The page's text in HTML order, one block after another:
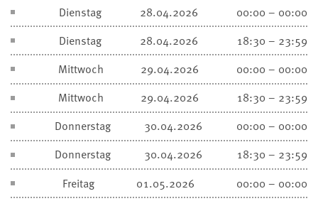
Dienstag
28.04.2026
00:00 – 00:00
Dienstag
28.04.2026
18:30 – 23:59
Mittwoch
29.04.2026
00:00 – 00:00
Mittwoch
29.04.2026
18:30 – 23:59
Donnerstag
30.04.2026
00:00 – 00:00
Donnerstag
30.04.2026
18:30 – 23:59
Freitag
01.05.2026 00:00 – 00:00